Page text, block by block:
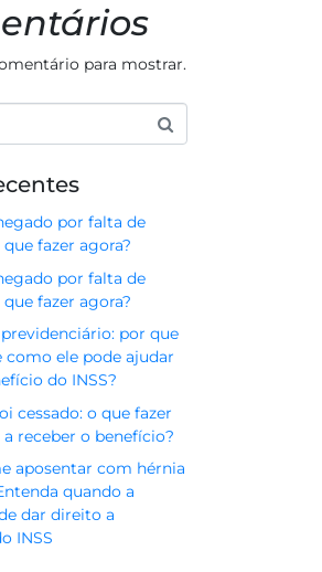
para mostrar.
por falta de
fazer agora?
por falta de
fazer agora?
por que
como ele pode ajudar
do INSS?
cessado: o que fazer
receber o benefício?
aposentar com hérnia
quando a
dar direito a
INSS